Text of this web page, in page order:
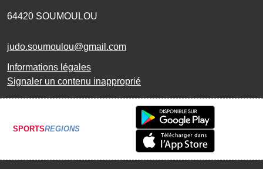
64420 SOUMOULOU
judo.soumoulou@gmail.com
Informations légales
Signaler un contenu inapproprié
SPORTSREGIONS